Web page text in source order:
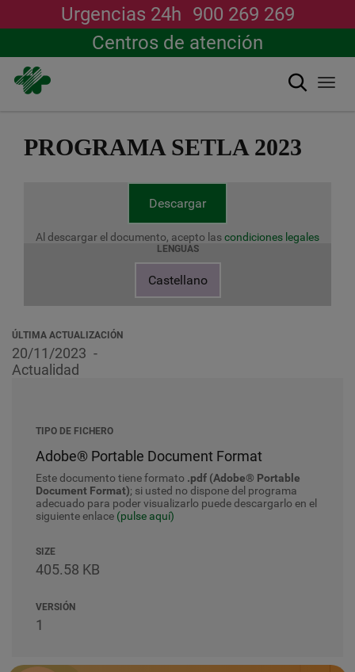
contenido
Urgencias 24h 900 269 269
Centros de atención
Buscar
PROGRAMA SETLA 2023
Descargar
Al descargar el documento, acepto lascondiciones legales
LENGUAS
Castellano
ÚLTIMA ACTUALIZACIÓN
20/11/2023
Actualidad
TIPO DE FICHERO
Adobe® Portable Document Format
Este documento tiene formato .pdf (Adobe® Portable
Document Format); si usted no dispone del programa
adecuado para poder visualizarlo puede descargarlo en el
siguiente enlace (pulse aquí)
SIZE
405.58 KB
VERSIÓN
1